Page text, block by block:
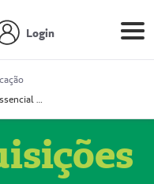
Login
Prestador Essencial Gestão em Saúde Ereli (51004354-7)